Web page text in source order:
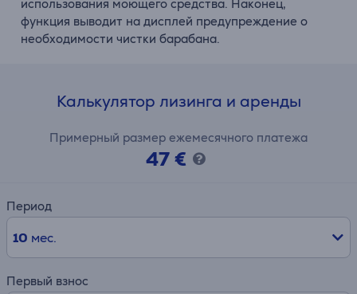
использования моющего средства. Наконец,
функция выводит на дисплей предупреждение о
необходимости чистки барабана.
Калькулятор лизинга и аренды
Примерный размер ежемесячного платежа
47 €
Период
10 мес.
Первый взнос